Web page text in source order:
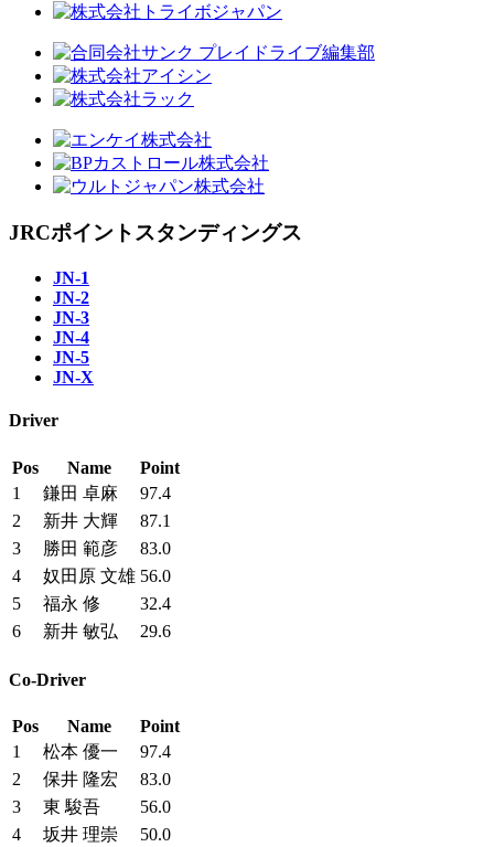
JRCポイントスタンディングス
JN-1
JN-2
JN-3
JN-4
JN-5
JN-X
Driver
Pos Name
Point
1
鎌田 卓麻
97.4
2
新井 大輝
87.1
3
勝田 範彦
83.0
4
奴田原 文雄 56.0
5
福永 修
32.4
6
新井 敏弘 29.6
Co-Driver
Pos Name
Point
1
松本 優一
97.4
2
保井 隆宏
83.0
3
東 駿吾
56.0
4
坂井 理崇
50.0